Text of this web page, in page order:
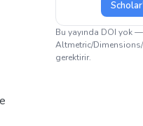
Bu yayında DOI yok —
Altmetric/
gerektirir.